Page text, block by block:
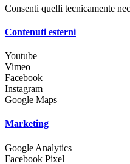
Consenti quelli tecnicamente
Contenuti esterni
Youtube
Vimeo
Facebook
Instagram
Google Maps
Marketing
Google Analytics
Facebook Pixel